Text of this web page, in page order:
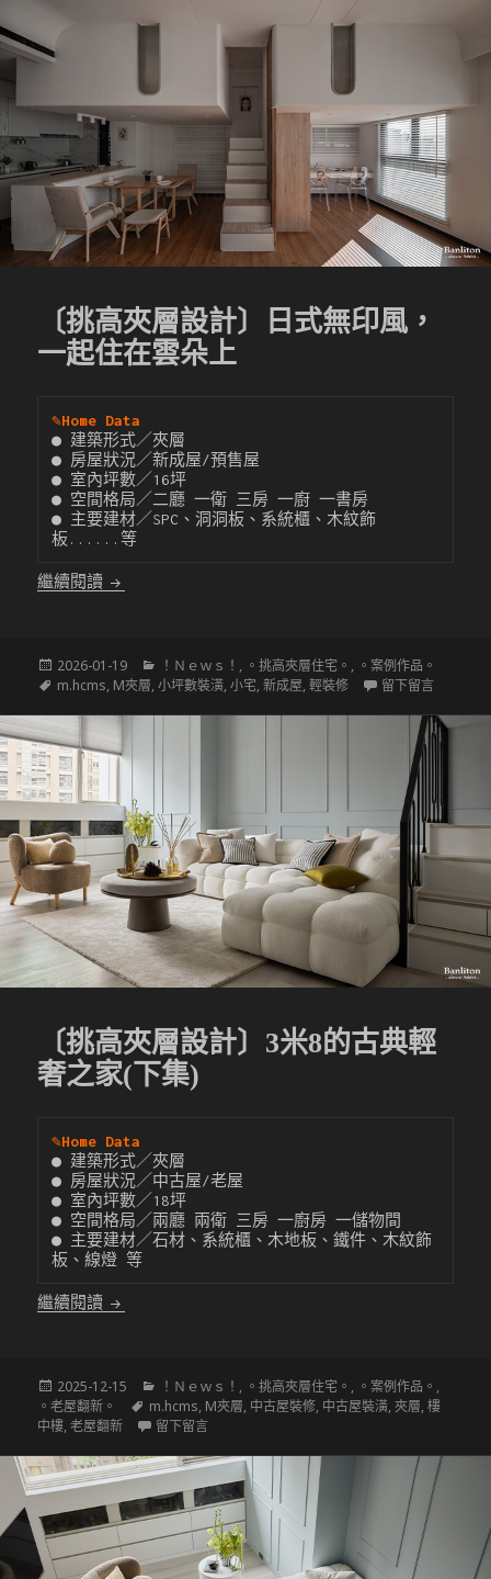
〔挑高夾層設計〕日式無印風，
一起住在雲朵上
✎Home Data
● 建築形式／夾層
● 房屋狀況／新成屋/預售屋
● 室內坪數／16坪
● 空間格局／二廳 一衛 三房 一廚 一書房
● 主要建材／SPC、洞洞板、系統櫃、木紋飾
板......等
繼續閱讀 〔挑高夾層設計〕日式無印風，一起住在雲朵上
發
佈
2026-01-19
分
類
！Ｎｅｗｓ！ , 。挑高夾層住宅。 , 。案例作品。
標
m.hcms, M夾層,小坪數裝潢,小宅,新成屋,輕裝修 留下留言在 〔挑
〔挑高夾層設計〕3米8的古典輕
奢之家(下集)
✎Home Data
● 建築形式／夾層
● 房屋狀況／中古屋/老屋
● 室內坪數／18坪
● 空間格局／兩廳 兩衛 三房 一廚房 一儲物間
● 主要建材／石材、系統櫃、木地板、鐵件、木紋飾
板、線燈 等
繼續閱讀 〔挑高夾層設計〕3米8的古典輕奢之家(下集)
發
佈
於
2025-12-15
分
類
！Ｎｅｗｓ！ , 。挑高夾層住宅。 , 。案例作品。 ,
。老屋翻新。
標
籤
m.hcms, M夾層, 中古屋裝修, 中古屋裝潢,夾層,樓
中樓,老屋翻新 留下留言在 〔挑高夾層設計〕3米8的古典輕奢之家(下集)